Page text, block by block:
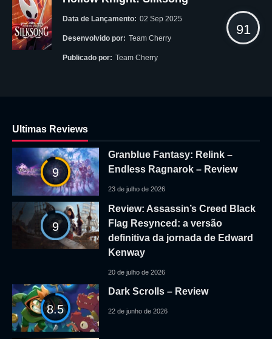
Data de Lançamento: 02 Sep 2025
Desenvolvido por: Team Cherry
Publicado por: Team Cherry
91
Ultimas Reviews
9
Granblue Fantasy: Relink –
Endless Ragnarok – Review
23 de julho de 2026
9
Review: Assassin’s Creed Black
Flag Resynced: a versão
definitiva da jornada de Edward
Kenway
20 de julho de 2026
8.5
Dark Scrolls – Review
22 de junho de 2026